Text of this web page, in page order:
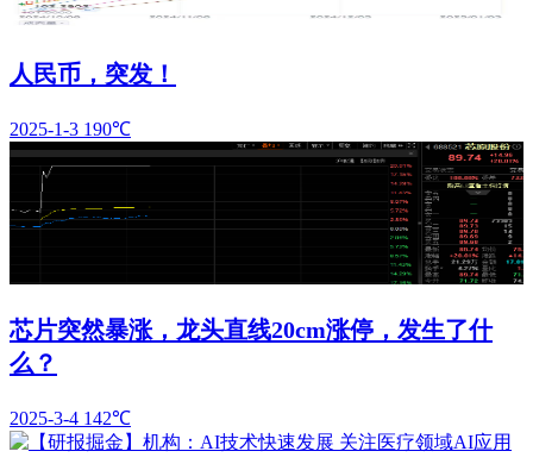
人民币，突发！
2025-1-3 190℃
芯片突然暴涨，龙头直线20cm涨停，发生了什
么？
2025-3-4 142℃